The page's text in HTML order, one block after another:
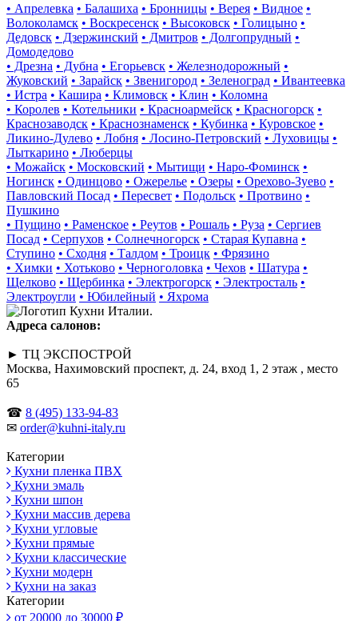
• Апрелевка • Балашиха • Бронницы • Верея • Видное •
Волоколамск • Воскресенск • Высоковск • Голицыно •
Дедовск • Дзержинский • Дмитров • Долгопрудный •
Домодедово
• Дрезна • Дубна • Егорьевск • Железнодорожный •
Жуковский • Зарайск • Звенигород • Зеленоград • Ивантеевка
• Истра • Кашира • Климовск • Клин • Коломна
• Королев • Котельники • Красноармейск • Красногорск •
Краснозаводск • Краснознаменск • Кубинка • Куровское •
Ликино-Дулево • Лобня • Лосино-Петровский • Луховицы •
Лыткарино • Люберцы
• Можайск • Московский • Мытищи • Наро-Фоминск •
Ногинск • Одинцово • Ожерелье • Озеры • Орехово-Зуево •
Павловский Посад • Пересвет • Подольск • Протвино •
Пушкино
• Пущино • Раменское • Реутов • Рошаль • Руза • Сергиев
Посад • Серпухов • Солнечногорск • Старая Купавна •
Ступино • Сходня • Талдом • Троицк • Фрязино
• Химки • Хотьково • Черноголовка • Чехов • Шатура •
Щелково • Щербинка • Электрогорск • Электросталь •
Электроугли • Юбилейный • Яхрома
Адреса салонов:
► ТЦ ЭКСПОСТРОЙ
Москва, Нахимовский проспект, д. 24, вход 1, 2 этаж , место
65
☎ 8 (495) 133-94-83
✉ order@kuhni-italy.ru
Категории
Кухни пленка ПВХ
Кухни эмаль
Кухни шпон
Кухни массив дерева
Кухни угловые
Кухни прямые
Кухни классические
Кухни модерн
Кухни на заказ
Категории
от 20000 до 30000 ₽